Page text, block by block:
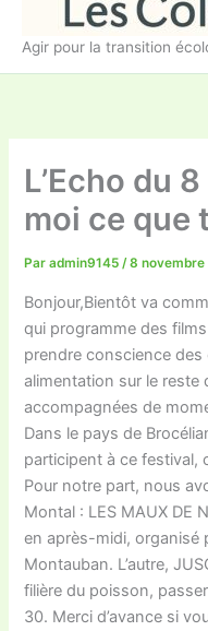
Agir pour la transition
L’Echo du
moi ce que
Paradmin9145/8 novembre
Bonjour,Bientôt va
qui programme des
prendre conscience
alimentation sur le
accompagnées de
Dans le pays de
participent à ce festival,
Pour notre part, nous
Montal : LES MAUX DE
en après-midi, organisé
Montauban. L’autre,
filière du poisson,
30. Merci d’avance si